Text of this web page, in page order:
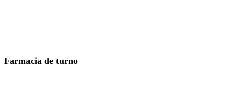
Farmacia de turno